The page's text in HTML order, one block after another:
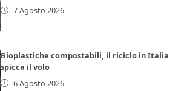
7 Agosto 2026
Bioplastiche compostabili, il riciclo in Italia
spicca il volo
6 Agosto 2026